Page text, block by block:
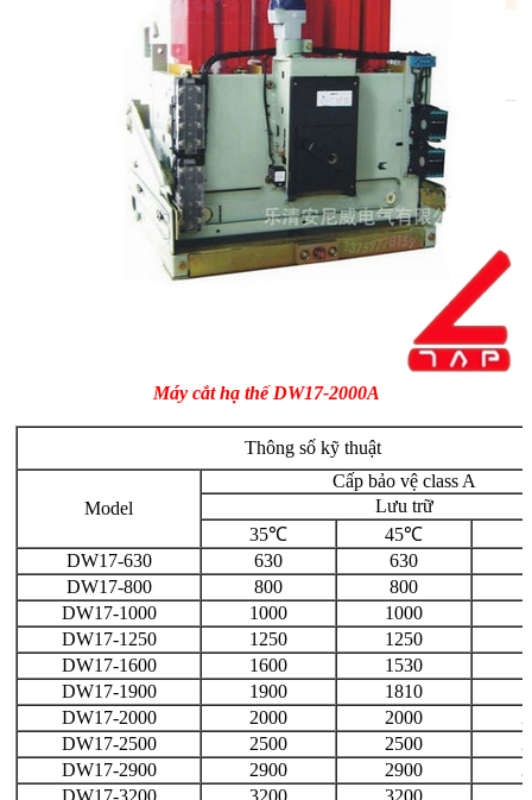
Máy cắt hạ thế DW17-2000A
Thông số kỹ thuật
Model
Cấp bảo vệ class A
Lưu trữ
35℃
45℃
DW17-630
630 630
DW17-800
800 800
DW17-1000
1000 1000
DW17-1250
1250 1250
DW17-1600
1600 1530
DW17-1900
1900 1810
DW17-2000
2000 2000
DW17-2500
2500 2500
DW17-2900
2900 2900